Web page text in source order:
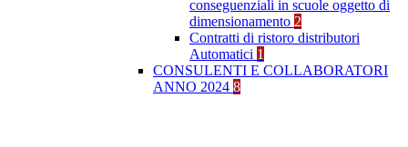
conseguenziali in scuole oggetto di
dimensionamento 2
Contratti di ristoro distributori
Automatici 1
CONSULENTI E COLLABORATORI
ANNO 2024 8